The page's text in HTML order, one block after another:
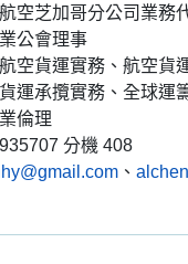
芝加哥分公司業務代
公會理事
空貨運實務、航空貨
運承攬實務、全球運
倫理
分機 408
、